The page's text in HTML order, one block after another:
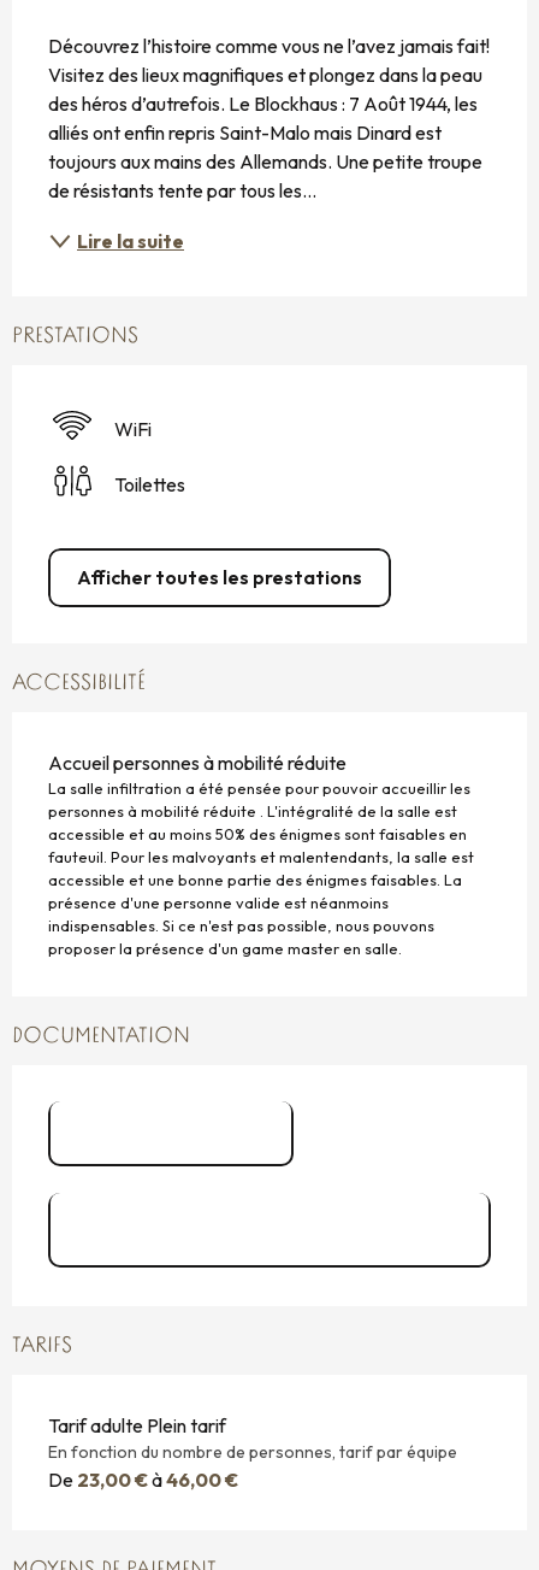
Découvrez l’histoire comme vous ne l’avez jamais fait!
Visitez des lieux magnifiques et plongez dans la peau
des héros d’autrefois. Le Blockhaus : 7 Août 1944, les
alliés ont enfin repris Saint-Malo mais Dinard est
toujours aux mains des Allemands. Une petite troupe
de résistants tente par tous les...
Lire la suite
PRESTATIONS
WiFi
Toilettes
Afficher toutes les prestations
ACCESSIBILITÉ
Accueil personnes à mobilité réduite
La salle infiltration a été pensée pour pouvoir accueillir les
personnes à mobilité réduite . L'intégralité de la salle est
accessible et au moins 50% des énigmes sont faisables en
fauteuil. Pour les malvoyants et malentendants, la salle est
accessible et une bonne partie des énigmes faisables. La
présence d'une personne valide est néanmoins
indispensables. Si ce n'est pas possible, nous pouvons
proposer la présence d'un game master en salle.
DOCUMENTATION
TARIFS
Tarif adulte Plein tarif
En fonction du nombre de personnes, tarif par équipe
De 23,00 €à46,00 €